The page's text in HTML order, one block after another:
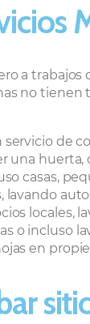
a trabajos
no tienen
servicio de
una huerta,
casas,
lavando
locales,
o incluso
en